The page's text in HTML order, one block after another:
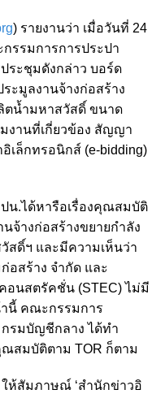
) รายงานว่า เมื่อวันที่ 24
รรมการการประปา
ระชุมดังกล่าว บอร์ด
ะมูลงานจ้างก่อสร้าง
ตน้ำมหาสวัสดิ์ ขนาด
งานที่เกี่ยวข้อง สัญญา
เล็กทรอนิกส์ (e-bidding)
น.ได้หารือเรื่องคุณสมบัติ
จ้างก่อสร้างขยายกำลัง
สดิ์ฯ และมีความเห็นว่า
อสร้าง จำกัด และ
อนสตรัคชั่น (STEC) ไม่มี
นี้ คณะกรรมการ
รมบัญชีกลาง ได้ทำ
สมบัติตาม TOR ก็ตาม
ห้สัมภาษณ์ ‘สำนักข่าวอิ